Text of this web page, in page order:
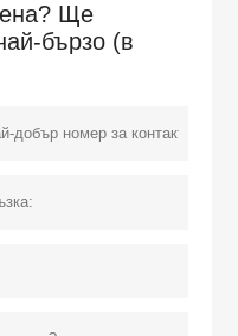
Ще
бързо (в